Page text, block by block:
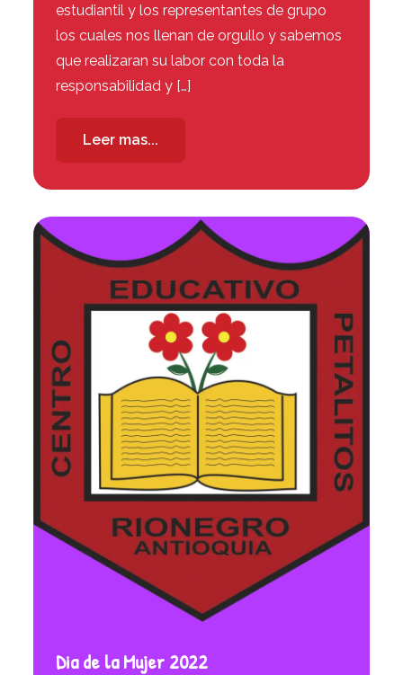
estudiantil y los representantes de grupo
los cuales nos llenan de orgullo y sabemos
que realizaran su labor con toda la
responsabilidad y […]
Leer mas...
Dia de la Mujer 2022